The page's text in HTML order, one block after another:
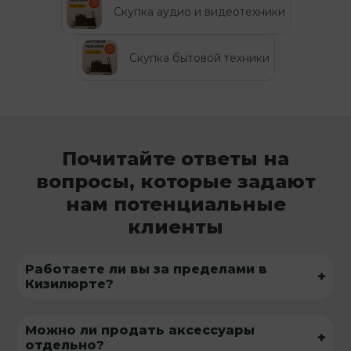
Скупка аудио и видеотехники
Скупка бытовой техники
Почитайте ответы на
вопросы, которые задают
нам потенциальные
клиенты
Работаете ли вы за пределами в
Кизилюрте?
+
Можно ли продать аксессуары
отдельно?
+